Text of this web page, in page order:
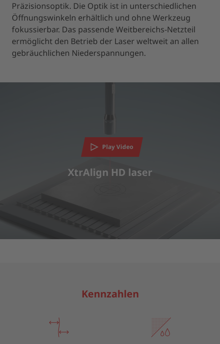
Präzisionsoptik. Die Optik ist in unterschiedlichen
Öffnungswinkeln erhältlich und ohne Werkzeug
fokussierbar. Das passende Weitbereichs-Netzteil
ermöglicht den Betrieb der Laser weltweit an allen
gebräuchlichen Niederspannungen.
Play Video
XtrAlign HD laser
Kennzahlen